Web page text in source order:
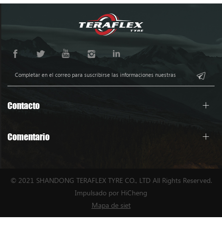
Contacto
Comentario
© 2021 SHANDONG TERAFLEX TYRE CO., LTD All Rights Reserved.
Impulsado por HiCheng
Mapa de siet